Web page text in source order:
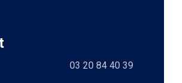
03 20 84 40 39